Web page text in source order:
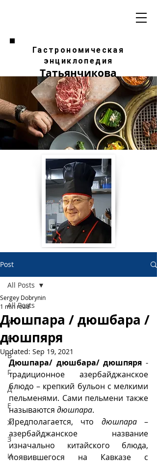
Гастрономическая
энциклопедия
Татьянчикова
Post
All Posts
А
Б
В
Г
Д
Е
Ж
З
И
All Posts
Дюшпара / дюшбара /
дюшпяря
Sergey Dobrynin
1 min read
Updated: Sep 19, 2021
Дюшпара/ дюшбара/ дюшпяря -
традиционное азербайджанское
блюдо – крепкий бульон с мелкими
пельменями. Сами пельмени также
называются дюшпара.
Предполагается, что дюшпара –
азербайджанское название
изначально китайского блюда,
появившегося на Кавказе с